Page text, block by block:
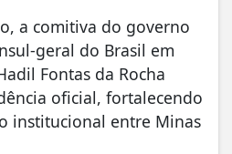
a comitiva do governo
geral do Brasil em
Fontas da Rocha
oficial, fortalecendo
institucional entre Minas